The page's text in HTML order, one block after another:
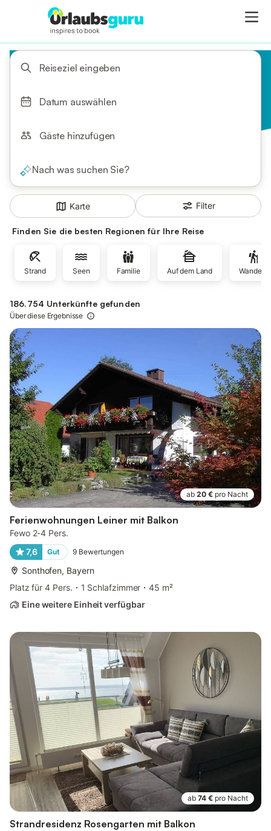
Reiseziel eingeben
Datum auswählen
Gäste hinzufügen
Nach was suchen Sie?
Karte Filter
Finden Sie die besten Regionen für Ihre Reise
Strand Seen Familie Auf dem Land Wandern
186.754 Unterkünfte gefunden
Über diese Ergebnisse
ab 20 € pro Nacht
Ferienwohnungen Leiner mit Balkon
Fewo 2-4 Pers.
7,6
Gut 9 Bewertungen
Sonthofen, Bayern
Platz für 4 Pers.
1 Schlafzimmer
45 m²
Eine weitere Einheit verfügbar
ab 74 € pro Nacht
Strandresidenz Rosengarten mit Balkon